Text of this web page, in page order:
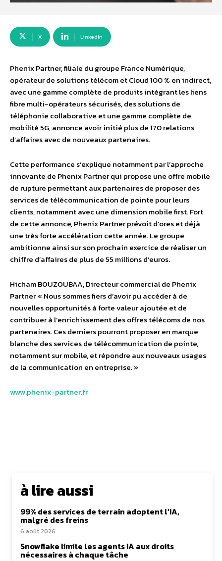
X Linkedin
Phenix Partner, filiale du groupe France Numérique,
opérateur de solutions télécom et Cloud 100 % en indirect,
avec une gamme complète de produits intégrant les liens
fibre multi-opérateurs sécurisés, des solutions de
téléphonie collaborative et une gamme complète de
mobilité 5G, annonce avoir initié plus de 170 relations
d’affaires avec de nouveaux partenaires.
Cette performance s’explique notamment par l’approche
innovante de Phenix Partner qui propose une offre mobile
de rupture permettant aux partenaires de proposer des
services de télécommunication de pointe pour leurs
clients, notamment avec une dimension mobile first. Fort
de cette annonce, Phenix Partner prévoit d’ores et déjà
une très forte accélération cette année. Le groupe
ambitionne ainsi sur son prochain exercice de réaliser un
chiffre d’affaires de plus de 55 millions d’euros.
Hicham BOUZOUBAA, Directeur commercial de Phenix
Partner « Nous sommes fiers d’avoir pu accéder à de
nouvelles opportunités à forte valeur ajoutée et de
contribuer à l’enrichissement des offres télécoms de nos
partenaires. Ces derniers pourront proposer en marque
blanche des services de télécommunication de pointe,
notamment sur mobile, et répondre aux nouveaux usages
de la communication en entreprise. »
www.phenix-partner.fr
à lire aussi
99% des services de terrain adoptent l’IA,
malgré des freins
6 août 2026
Snowflake limite les agents IA aux droits
nécessaires à chaque tâche